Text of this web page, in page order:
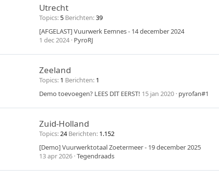
Utrecht
Topics 5 Berichten 39
[AFGELAST] Vuurwerk Eemnes - 14 december 2024
1 dec 2024 PyroRJ
Zeeland
Topics 1 Berichten 1
Demo toevoegen? LEES DIT EERST! 15 jan 2020 pyrofan#1
Zuid-Holland
Topics 24 Berichten 1.152
[Demo] Vuurwerktotaal Zoetermeer - 19 december 2025
13 apr 2026 Tegendraads